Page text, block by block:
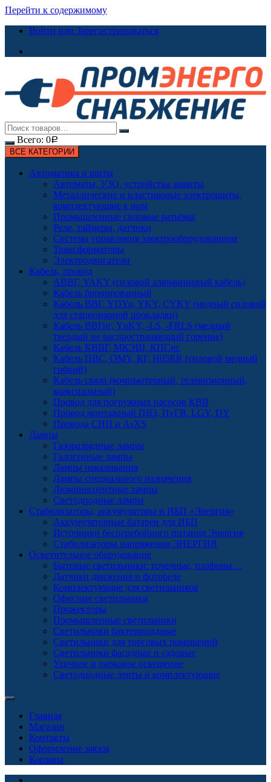
Перейти к содержимому
Войти или Зарегистрироваться
Всего: 0Р
ВСЕ КАТЕГОРИИ
Автоматика и щиты
Автоматы, УЗО, устройства защиты
Металлические и пластиковые электрощиты,
комплектующие к ним
Промышленные силовые разъёмы
Реле, таймеры, датчики
Система управления электрооборудованием
Трансформаторы
Электродвигатели
Кабель, провод
АВВГ, YAKY (силовой алюминиевый кабель)
Кабель бронированный
Кабель ВВГ, YDYp, YKY, CYKY (медный силовой
для стационарной прокладки)
Кабель ВВГнг, YnKY, -LS, -FRLS (медный
твердый не распространяющий горение)
Кабель КВВГ, МКЭШ, КПСнг
Кабель ПВС, OMY, КГ, H05RR (силовой медный
гибкий)
Кабель связи (компьютерный, телевизионный,
коаксиальный)
Провод для погружных насосов КВВ
Провод монтажный ПВЗ, ПуГВ, LGY, DY
Провода СИП и AsXS
Лампы
Газоразрядные лампы
Галогенные лампы
Лампы накаливания
Лампы специального назначения
Люминесцентные лампы
Светодиодные лампы
Стабилизаторы, аккумуляторы и ИБП «Энергия»
Аккумуляторные батареи для ИБП
Источники бесперебойного питания Энергия
Стабилизаторы напряжения ЭНЕРГИЯ
Осветительное оборудование
Бытовые светильники: точечные, плафоны…
Датчики движения и фотореле
Комплектующие для светильников
Офисные светильники
Прожекторы
Промышленные светильники
Светильники бактерицидные
Светильники для торговых помещений
Светильники фасадные и садовые
Уличное и парковое освещение
Светодиодные ленты и комплектующие
Главная
Магазин
Контакты
Оформление заказа
Корзина